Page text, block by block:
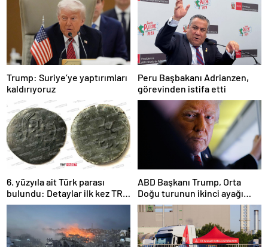
Trump: Suriye’ye yaptırımları
kaldırıyoruz
Peru Başbakanı Adrianzen,
görevinden istifa etti
6. yüzyıla ait Türk parası
bulundu: Detaylar ilk kez TRT
Haber’de
ABD Başkanı Trump, Orta
Doğu turunun ikinci ayağı
Katar’da